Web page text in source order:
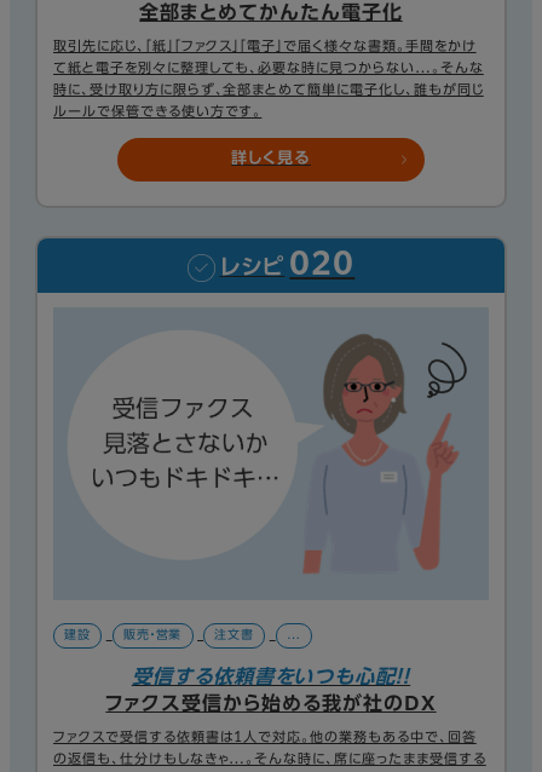
全部まとめてかんたん電子化
取引先に応じ、「紙」「ファクス」「電子」で届く様々な書類。手間をかけ
て紙と電子を別々に整理しても、必要な時に見つからない…。そんな
時に、受け取り方に限らず、全部まとめて簡単に電子化し、誰もが同じ
ルールで保管できる使い方です。
詳しく見る
レシピ 020
建設 販売・営業 注文書 …
受信する依頼書をいつも心配！！
ファクス受信から始める我が社のDX
ファクスで受信する依頼書は1人で対応。他の業務もある中で、回答
の返信も、仕分けもしなきゃ…。そんな時に、席に座ったまま受信する